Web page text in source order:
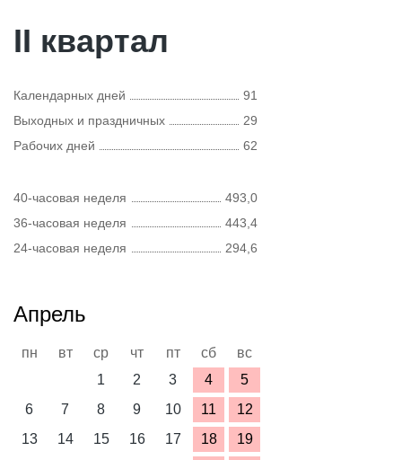
II квартал
Календарных дней
91
Выходных и праздничных
29
Рабочих дней
62
40-часовая неделя
493,0
36-часовая неделя
443,4
24-часовая неделя
294,6
Апрель
пн вт ср чт пт сб
вс
1
2 3 4
5
6
7 8 9 10 11
12
13
14 15 16 17 18
19